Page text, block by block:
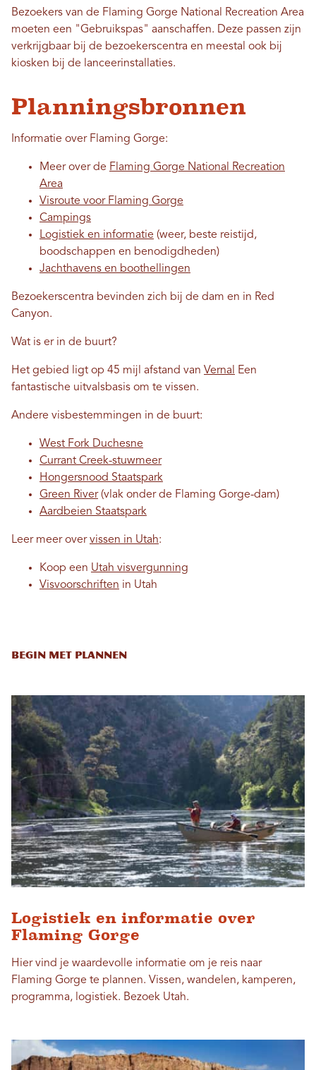
Bezoekers van de Flaming Gorge National Recreation Area
moeten een "Gebruikspas" aanschaffen. Deze passen zijn
verkrijgbaar bij de bezoekerscentra en meestal ook bij
kiosken bij de lanceerinstallaties.
Planningsbronnen
Informatie over Flaming Gorge:
Meer over de Flaming Gorge National Recreation
Area
Visroute voor Flaming Gorge
Campings
Logistiek en informatie (weer, beste reistijd,
boodschappen en benodigdheden)
Jachthavens en boothellingen
Bezoekerscentra bevinden zich bij de dam en in Red
Canyon.
Wat is er in de buurt?
Het gebied ligt op 45 mijl afstand van Vernal
Een
fantastische uitvalsbasis om te vissen.
Andere visbestemmingen in de buurt:
West Fork Duchesne
Currant Creek-stuwmeer
Hongersnood Staatspark
Green River(vlak onder de Flaming Gorge-dam)
Aardbeien Staatspark
Leer meer overvissen in Utah:
Koop een Utah visvergunning
Visvoorschriften in Utah
Begin met plannen
Logistiek en informatie over
Flaming Gorge
Hier vind je waardevolle informatie om je reis naar
Flaming Gorge te plannen. Vissen, wandelen, kamperen,
programma, logistiek. Bezoek Utah.